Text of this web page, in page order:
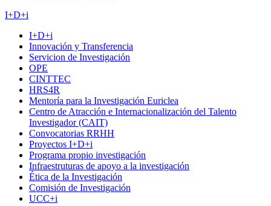
I+D+i
I+D+i
Innovación y Transferencia
Servicion de Investigación
OPE
CINTTEC
HRS4R
Mentoría para la Investigación Euriclea
Centro de Atracción e Internacionalización del Talento
Investigador (CAIT)
Convocatorias RRHH
Proyectos I+D+i
Programa propio investigación
Infraestruturas de apoyo a la investigación
Ética de la Investigación
Comisión de Investigación
UCC+i